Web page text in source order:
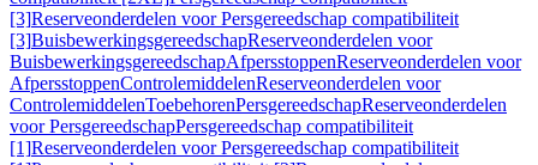
[3]Reserveonderdelen voor Persgereedschap compatibiliteit
[3]BuisbewerkingsgereedschapReserveonderdelen voor
BuisbewerkingsgereedschapAfpersstoppenReserveonderdelen voor
AfpersstoppenControlemiddelenReserveonderdelen voor
ControlemiddelenToebehorenPersgereedschapReserveonderdelen
voor PersgereedschapPersgereedschap compatibiliteit
[1]Reserveonderdelen voor Persgereedschap compatibiliteit